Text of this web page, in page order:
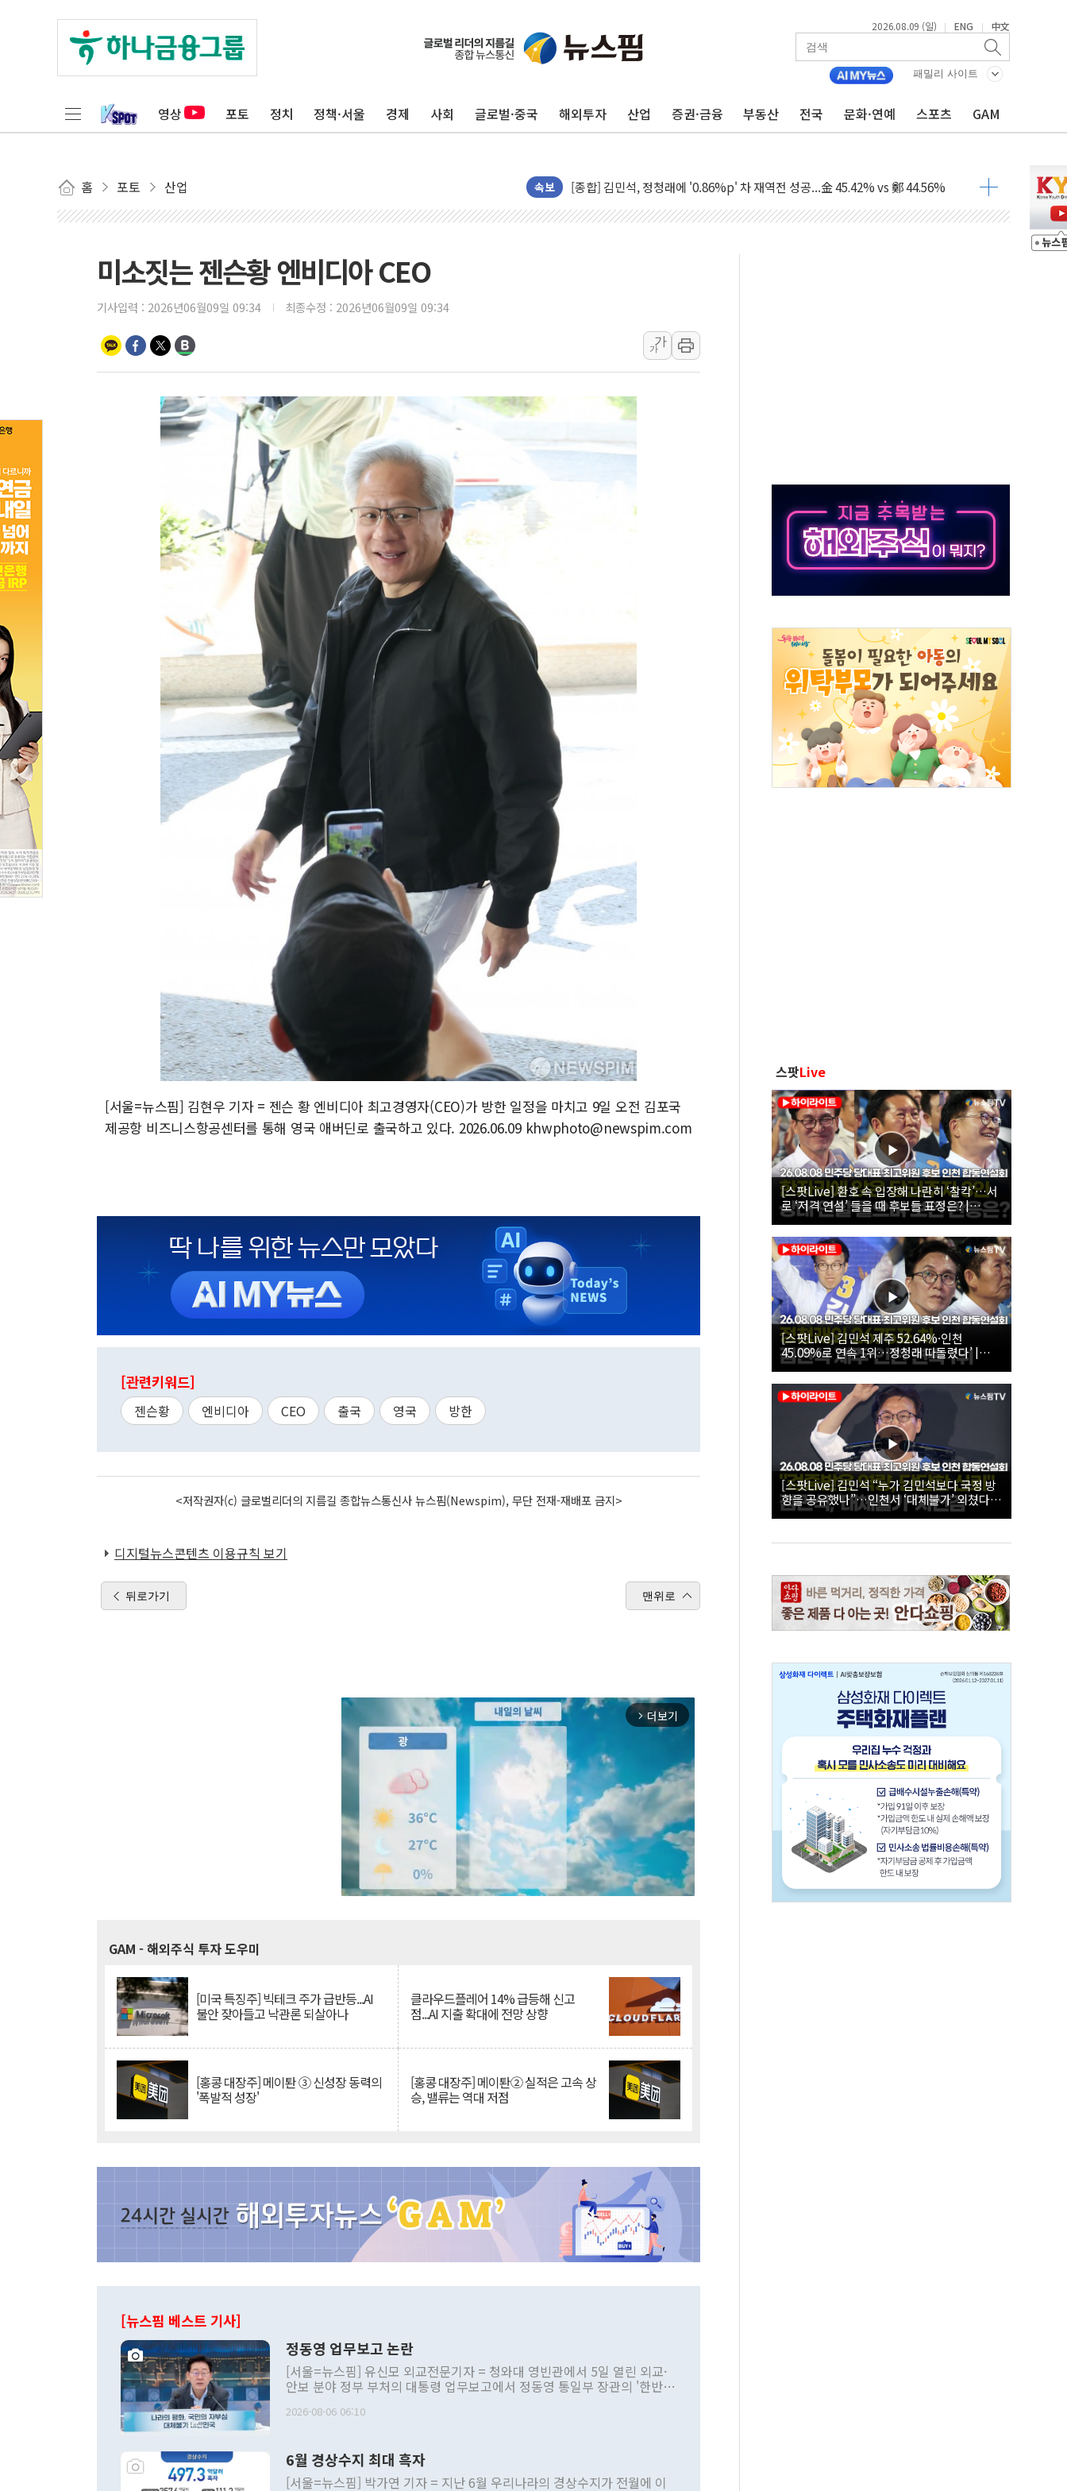
2026.08.09 (일) | ENG | 中文
패밀리 사이트
영상 포토 정치 정책·서울 경제 사회 글로벌·중국 해외투자 산업 증권·금융 부동산 전국 문화·연예 스포츠 GAM
홈 포토 산업 속보
포항시 재난예산 40억 긴급 투입…고수온 양식장 복구·지원 '총력'
[종합] 김민석, 정청래에 '0.86%p' 차 재역전 성공...金 45.42% vs 鄭 44.56%
인천 합동연설회 나선 송영길·정청래·김민석 당대표 후보
[속보] 민주, 제주 경선 결과 발표...김민석 52.64% 정청래 39.89% 송영길 7.47%
이번주 국내 주요 금융일정(8.10~8.14)
美, 이란전 출구전략 만지작…공습 한계·탄약 부족 현실화
강릉·동해·삼척 시간당 최대 50㎜ 폭우…강원 동해안 강한 비 이어져
폐기물 수거하다 참변…60대 환경미화원 수거차에 치여 사망
서울 중랑구 주택가서 흉기 난동…60대 남성 2명 숨져
추미애, '위안부' 피해자 기림의 날 참석..."국제적 시민 연대로 목소리 내야"
인천 선재도 갯벌서 해루질 중 실종 60대 나흘만에 숨진 채 발견
인천서 말다툼 중 어머니 흉기 살해 10대 아들 체포
'화합' 꺼낸 김민석에 '뻔뻔' 받아친 정청래…제주 연설서 신경전 고조
미소짓는 젠슨황 엔비디아 CEO
기사입력 : 2026년06월09일 09:34 최종수정 : 2026년06월09일 09:34
가
가
[서울=뉴스핌] 김현우 기자 = 젠슨 황 엔비디아 최고경영자(CEO)가 방한 일정을 마치고 9일 오전 김포국
제공항 비즈니스항공센터를 통해 영국 애버딘로 출국하고 있다. 2026.06.09 khwphoto@newspim.com
[관련키워드]
젠슨황 엔비디아 CEO 출국 영국 방한
<저작권자(c) 글로벌리더의 지름길 종합뉴스통신사 뉴스핌(Newspim), 무단 전재-재배포 금지>
디지털뉴스콘텐츠 이용규칙 보기
뒤로가기 맨위로
arrow_forward_ios 더보기
GAM - 해외주식 투자 도우미
[미국 특징주] 빅테크 주가 급반등...AI
불안 잦아들고 낙관론 되살아나
클라우드플레어 14% 급등해 신고
점...AI 지출 확대에 전망 상향
[홍콩 대장주] 메이퇀 ③ 신성장 동력의
'폭발적 성장'
[홍콩 대장주] 메이퇀② 실적은 고속 상
승, 밸류는 역대 저점
[뉴스핌 베스트 기사]
정동영 업무보고 논란
[서울=뉴스핌] 유신모 외교전문기자 = 청와대 영빈관에서 5일 열린 외교·
안보 분야 정부 부처의 대통령 업무보고에서 정동영 통일부 장관의 '한반도
발언 중에는 정부 내 조율을 거치지 않은 사안을 정책으로 추진하겠다고 공
주의적 희망에 근거한 비현실적 구상'이라는 비판을 내놨다. 그동안 정 장
관의 대북 정책 관련 발언이 물의를 빚은 적은 여러 번 있지만 대통령과 유
2026-08-06 06:10
6월 경상수지 최대 흑자
[서울=뉴스핌] 박가연 기자 = 지난 6월 우리나라의 경상수지가 전월에 이
스팟Live
[스팟Live] 환호 속 입장해 나란히 ‘찰칵’…서
로 ‘저격 연설’ 들을 때 후보들 표정은? |
26.08.08 더불어민주당 당대표·최고위원 후
보 인천 합동연설회
[스팟Live] 김민석 제주 52.64%·인천
45.09%로 연속 1위…정청래 따돌렸다’ |
26.08.08 더불어민주당 당대표·최고위원 후
보 인천 합동연설회
[스팟Live] 김민석 “누가 김민석보다 국정 방
향을 공유했나”…인천서 ‘대체불가’ 외쳤다 |
26.08.08 더불어민주당 당대표·최고위원 후